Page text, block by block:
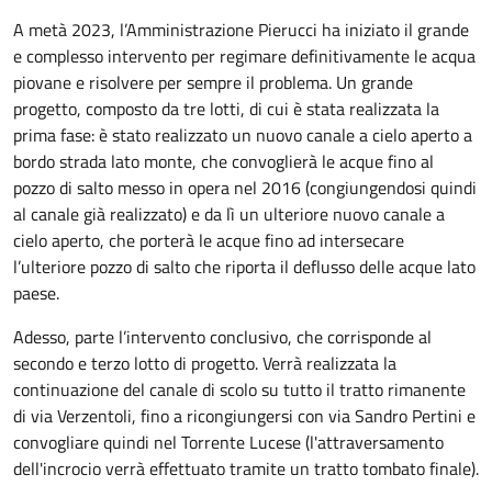
A metà 2023, l’Amministrazione Pierucci ha iniziato il grande
e complesso intervento per regimare definitivamente le acqua
piovane e risolvere per sempre il problema. Un grande
progetto, composto da tre lotti, di cui è stata realizzata la
prima fase: è stato realizzato un nuovo canale a cielo aperto a
bordo strada lato monte, che convoglierà le acque fino al
pozzo di salto messo in opera nel 2016 (congiungendosi quindi
al canale già realizzato) e da lì un ulteriore nuovo canale a
cielo aperto, che porterà le acque fino ad intersecare
l’ulteriore pozzo di salto che riporta il deflusso delle acque lato
paese.
Adesso, parte l’intervento conclusivo, che corrisponde al
secondo e terzo lotto di progetto. Verrà realizzata la
continuazione del canale di scolo su tutto il tratto rimanente
di via Verzentoli, fino a ricongiungersi con via Sandro Pertini e
convogliare quindi nel Torrente Lucese (l'attraversamento
dell'incrocio verrà effettuato tramite un tratto tombato finale).